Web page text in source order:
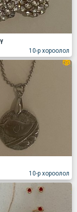
10-р хороолол
10-р хороолол